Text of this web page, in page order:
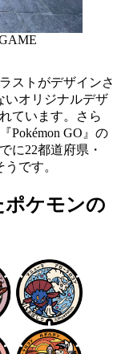
ストがデザインさ
いオリジナルデザ
ています。さら
Pokémon GO』の
に22都道府県・
です。
ポケモンの